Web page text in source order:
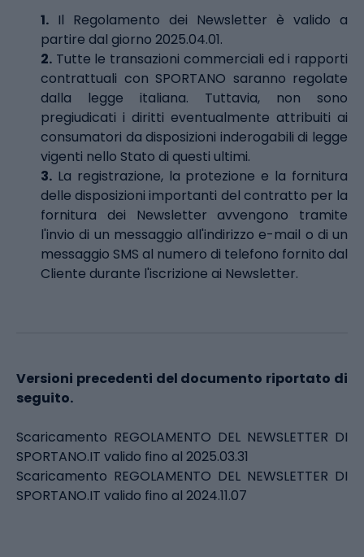
1. Il Regolamento dei Newsletter è valido a
partire dal giorno 2025.04.01.
2. Tutte le transazioni commerciali ed i rapporti
contrattuali con SPORTANO saranno regolate
dalla legge italiana. Tuttavia, non sono
pregiudicati i diritti eventualmente attribuiti ai
consumatori da disposizioni inderogabili di legge
vigenti nello Stato di questi ultimi.
3. La registrazione, la protezione e la fornitura
delle disposizioni importanti del contratto per la
fornitura dei Newsletter avvengono tramite
l'invio di un messaggio all'indirizzo e-mail o di un
messaggio SMS al numero di telefono fornito dal
Cliente durante l'iscrizione ai Newsletter.
Versioni precedenti del documento riportato di
seguito.
Scaricamento REGOLAMENTO DEL NEWSLETTER DI
SPORTANO.IT valido fino al 2025.03.31
Scaricamento REGOLAMENTO DEL NEWSLETTER DI
SPORTANO.IT valido fino al 2024.11.07